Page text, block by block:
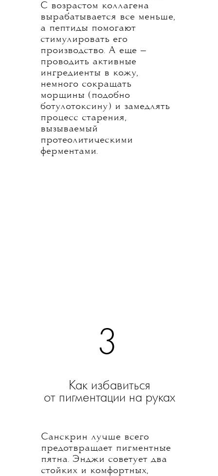
С возрастом коллагена
вырабатывается все меньше,
а пептиды помогают
стимулировать его
производство. А еще —
проводить активные
ингредиенты в кожу,
немного сокращать
морщины (подобно
ботулотоксину) и замедлять
процесс старения,
вызываемый
протеолитическими
ферментами.
3
Как избавиться
от пигментации на руках
Санскрин лучше всего
предотвращает пигментные
пятна. Энджи советует два
стойких и комфортных,